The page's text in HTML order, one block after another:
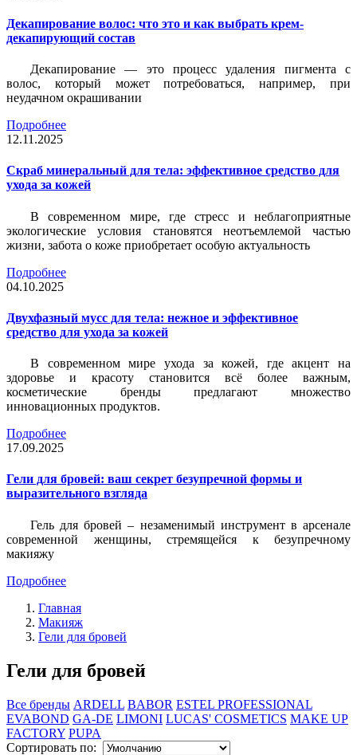
Декапирование волос: что это и как выбрать крем-
декапирующий состав
Декапирование — это процесс удаления пигмента с
волос, который может потребоваться, например, при
неудачном окрашивании
Подробнее
12.11.2025
Скраб минеральный для тела: эффективное средство для
ухода за кожей
В современном мире, где стресс и неблагоприятные
экологические условия становятся неотъемлемой частью
жизни, забота о коже приобретает особую актуальность
Подробнее
04.10.2025
Двухфазный мусс для тела: нежное и эффективное
средство для ухода за кожей
В современном мире ухода за кожей, где акцент на
здоровье и красоту становится всё более важным,
косметические бренды предлагают множество
инновационных продуктов.
Подробнее
17.09.2025
Гели для бровей: ваш секрет безупречной формы и
выразительного взгляда
Гель для бровей – незаменимый инструмент в арсенале
современной женщины, стремящейся к безупречному
макияжу
Подробнее
Главная
Макияж
Гели для бровей
Гели для бровей
Все бренды ARDELL BABOR ESTEL PROFESSIONAL
EVABOND GA-DE LIMONI LUCAS' COSMETICS MAKE UP
FACTORY PUPA
Сортировать по: